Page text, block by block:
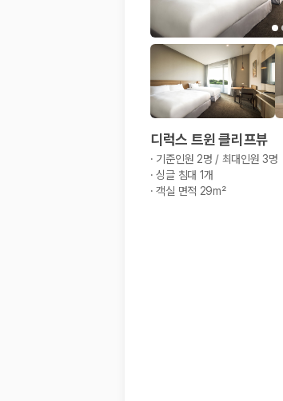
디럭스 트윈 클리프뷰
· 기준인원 2명 / 최대인원 3명
·싱글 침대 1개
·객실 면적 29m²